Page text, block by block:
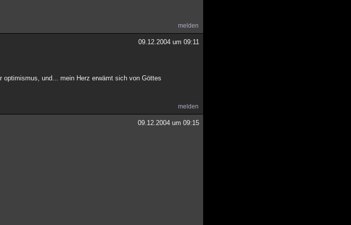
melden
09.12.2004 um 09:11
optimismus, und... mein Herz erwämt sich von Göttes
melden
09.12.2004 um 09:15